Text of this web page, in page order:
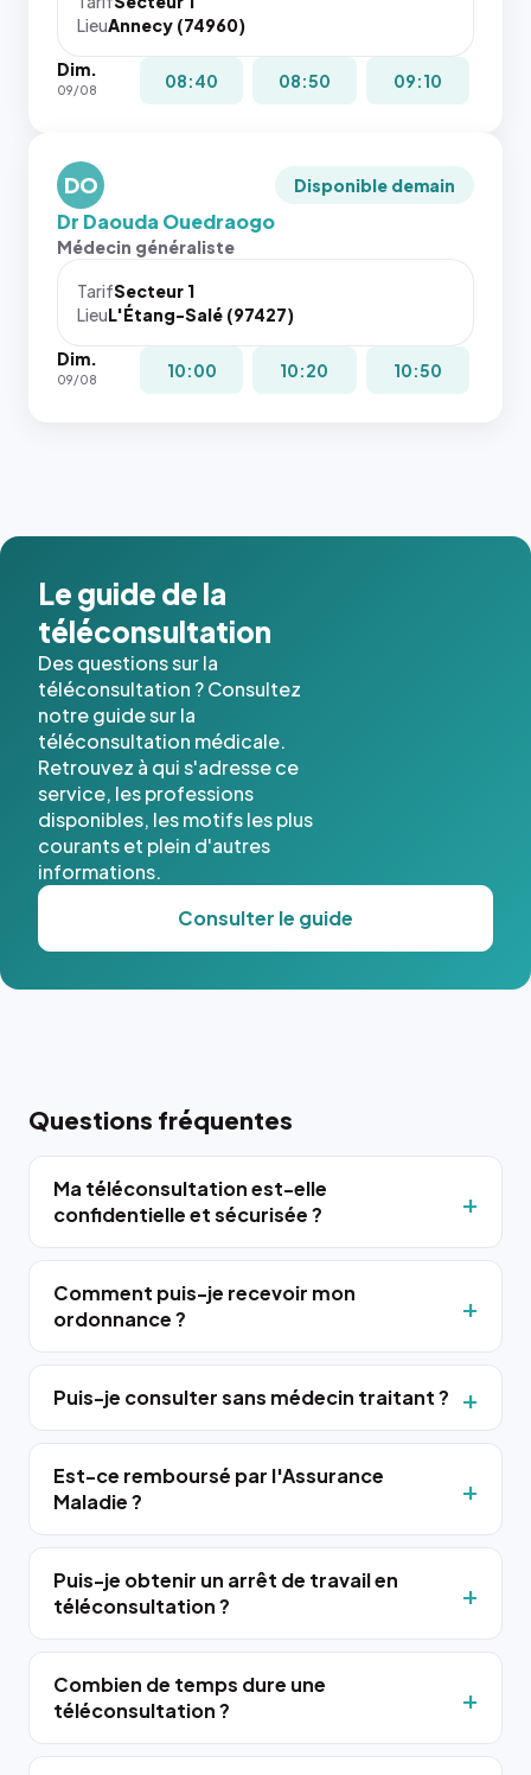
navigateur
pas la
place, et
les trois
dernières
images de
l'annuaire
dans ce
cas. #}
LieuAnnecy (74960)
Dim.
09/08 08:40 08:50 09:10
DO Disponible demain
Dr Daouda Ouedraogo
Médecin généraliste
TarifSecteur 1
LieuL'Étang-Salé (97427)
Dim.
09/08 10:00 10:20 10:50
Le guide de la
téléconsultation
Des questions sur la
téléconsultation ? Consultez
notre guide sur la
téléconsultation médicale.
Retrouvez à qui s'adresse ce
service, les professions
disponibles, les motifs les plus
courants et plein d'autres
informations.
Consulter le guide
Questions fréquentes
Ma téléconsultation est-elle
confidentielle et sécurisée ?
Comment puis-je recevoir mon
ordonnance ?
Puis-je consulter sans médecin traitant ?
Est-ce remboursé par l'Assurance
Maladie ?
Puis-je obtenir un arrêt de travail en
téléconsultation ?
Combien de temps dure une
téléconsultation ?